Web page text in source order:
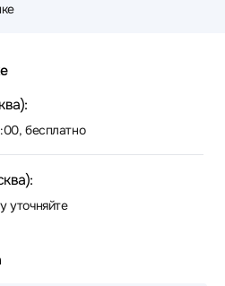
бесплатно
уточняйте